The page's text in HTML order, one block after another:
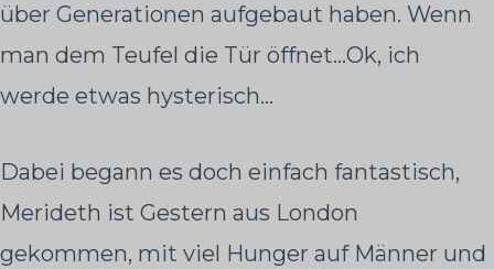
über Generationen aufgebaut haben. Wenn
man dem Teufel die Tür öffnet…Ok, ich
werde etwas hysterisch…
Dabei begann es doch einfach fantastisch,
Merideth ist Gestern aus London
gekommen, mit viel Hunger auf Männer und